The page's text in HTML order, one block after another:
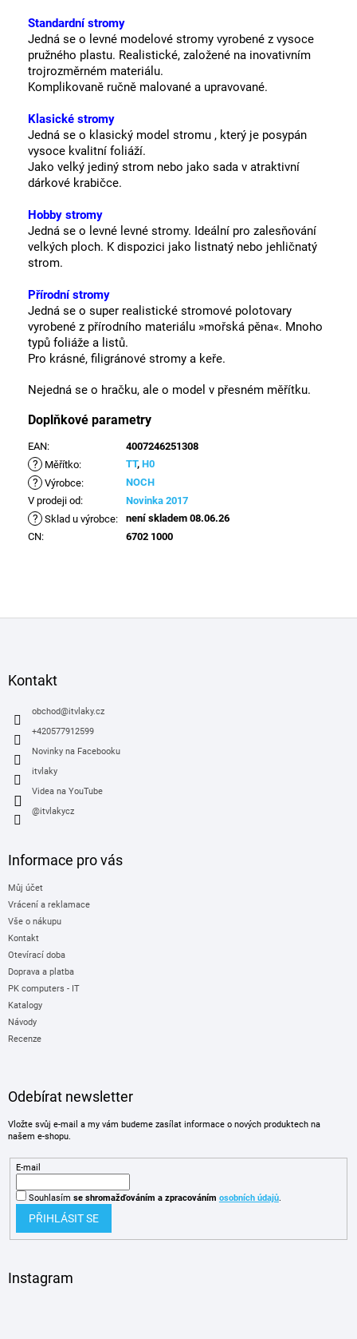
Standardní stromy
Jedná se o levné modelové stromy vyrobené z vysoce
pružného plastu. Realistické, založené na inovativním
trojrozměrném materiálu.
Komplikovaně ručně malované a upravované.
Klasické stromy
Jedná se o klasický model stromu , který je posypán
vysoce kvalitní foliáží.
Jako velký jediný strom nebo jako sada v atraktivní
dárkové krabičce.
Hobby stromy
Jedná se o levné levné stromy. Ideální pro zalesňování
velkých ploch. K dispozici jako listnatý nebo jehličnatý
strom.
Přírodní stromy
Jedná se o super realistické stromové polotovary
vyrobené z přírodního materiálu »mořská pěna«. Mnoho
typů foliáže a listů.
Pro krásné, filigránové stromy a keře.
Nejedná se o hračku, ale o model v přesném měřítku.
Doplňkové parametry
EAN: 4007246251308
? Měřítko: TT, H0
? Výrobce:
NOCH
V prodeji od: Novinka 2017
? Sklad u výrobce:
není skladem 08.06.26
CN: 6702 1000
Kontakt
obchod@itvlaky.cz
+420577912599
Novinky na Facebooku
itvlaky
Videa na YouTube
@itvlakycz
Informace pro vás
Můj účet
Vrácení a reklamace
Vše o nákupu
Kontakt
Otevírací doba
Doprava a platba
PK computers - IT
Katalogy
Návody
Recenze
Odebírat newsletter
Vložte svůj e-mail a my vám budeme zasílat informace o nových produktech na
našem e-shopu.
E-mail
Souhlasím se shromažďováním a zpracováním osobních údajů.
PŘIHLÁSIT SE
Instagram